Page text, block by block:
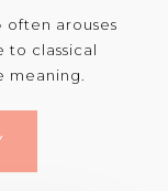
often arouses
to classical
meaning.